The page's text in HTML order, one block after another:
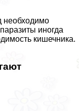
необходимо
иногда
кишечника.